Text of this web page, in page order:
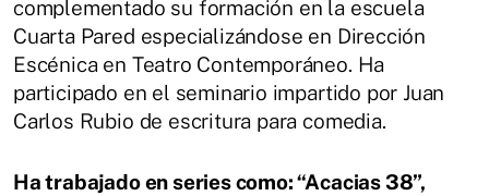
complementado su formación en la escuela
Cuarta Pared especializándose en Dirección
Escénica en Teatro Contemporáneo. Ha
participado en el seminario impartido por Juan
Carlos Rubio de escritura para comedia.
Ha trabajado en series como: “Acacias 38”,